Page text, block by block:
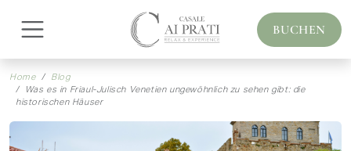
BUCHEN
Home
Blog
Was es in Friaul-Julisch Venetien ungewöhnlich zu sehen gibt: die
historischen Häuser